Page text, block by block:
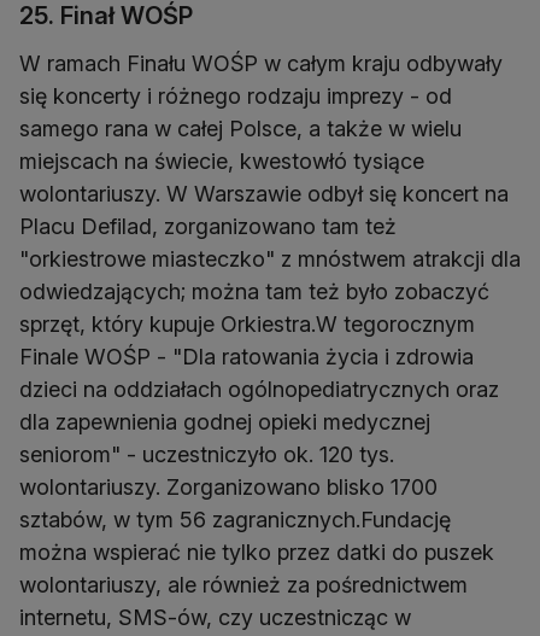
25. Finał WOŚP
W ramach Finału WOŚP w całym kraju odbywały
się koncerty i różnego rodzaju imprezy - od
samego rana w całej Polsce, a także w wielu
miejscach na świecie, kwestowłó tysiące
wolontariuszy. W Warszawie odbył się koncert na
Placu Defilad, zorganizowano tam też
"orkiestrowe miasteczko" z mnóstwem atrakcji dla
odwiedzających; można tam też było zobaczyć
sprzęt, który kupuje Orkiestra.W tegorocznym
Finale WOŚP - "Dla ratowania życia i zdrowia
dzieci na oddziałach ogólnopediatrycznych oraz
dla zapewnienia godnej opieki medycznej
seniorom" - uczestniczyło ok. 120 tys.
wolontariuszy. Zorganizowano blisko 1700
sztabów, w tym 56 zagranicznych.Fundację
można wspierać nie tylko przez datki do puszek
wolontariuszy, ale również za pośrednictwem
internetu, SMS-ów, czy uczestnicząc w